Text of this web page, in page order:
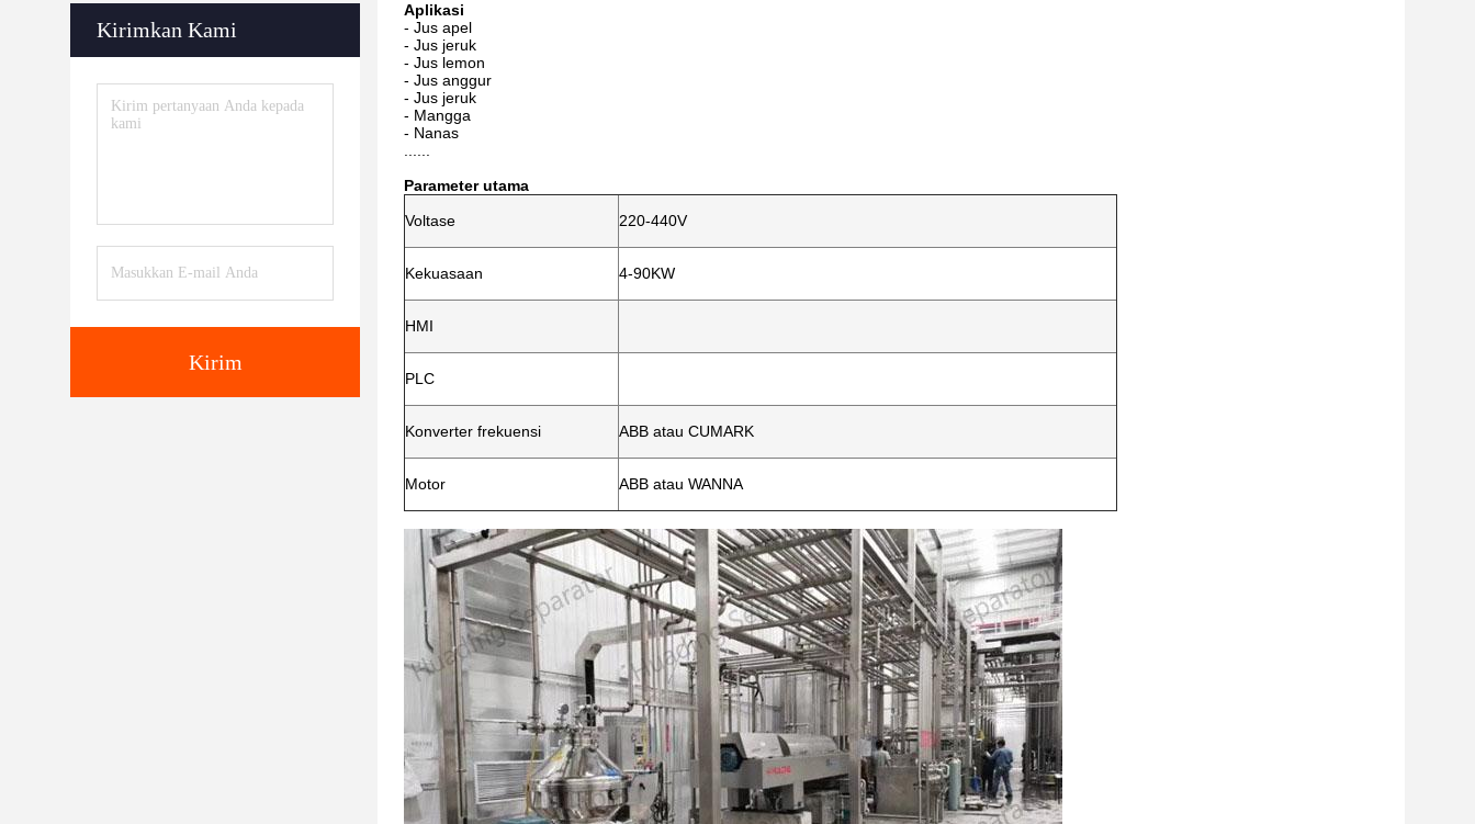
Kirimkan Kami
Kirim
Aplikasi
- Jus apel
- Jus jeruk
- Jus lemon
- Jus anggur
- Jus jeruk
- Mangga
- Nanas
Parameter utama
Voltase
220-440V
Kekuasaan 4-90KW
HMI
PLC
Konverter frekuensi ABB atau CUMARK
Motor ABB atau WANNA